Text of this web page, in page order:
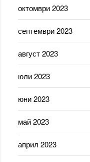
октомври 2023
септември 2023
август 2023
юли 2023
юни 2023
май 2023
април 2023